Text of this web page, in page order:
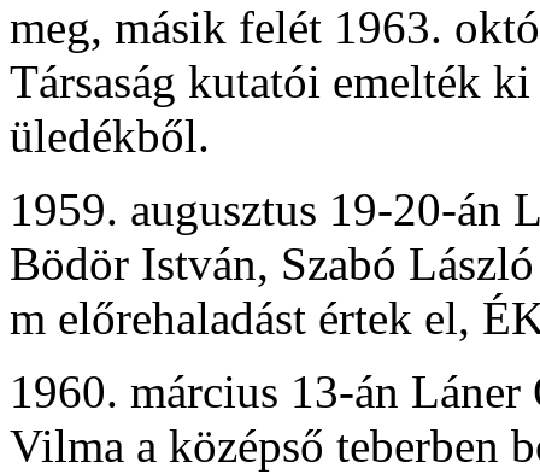
meg, másik felét 1963.
Társaság kutatói emelték
üledékből.
1959. augusztus 19-20-án
Bödör István, Szabó
m előrehaladást értek el,
1960. március 13-án
Vilma a középső teberben